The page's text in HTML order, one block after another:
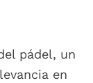
pádel, un
en